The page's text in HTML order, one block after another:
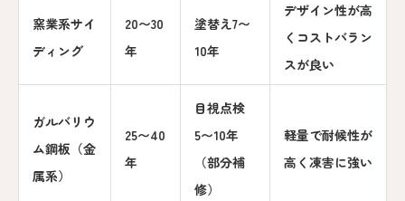
窯業系サイ
ディング
20〜30
年
塗替え7〜
10年
デザイン性が高
くコストバラン
スが良い
ガルバリウ
ム鋼板（金
属系）
25〜40
年
目視点検
5〜10年
（部分補
修）
軽量で耐候性が
高く凍害に強い